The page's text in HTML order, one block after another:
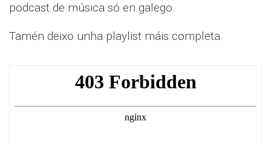
podcast de música só en galego.
Tamén deixo unha playlist máis completa.